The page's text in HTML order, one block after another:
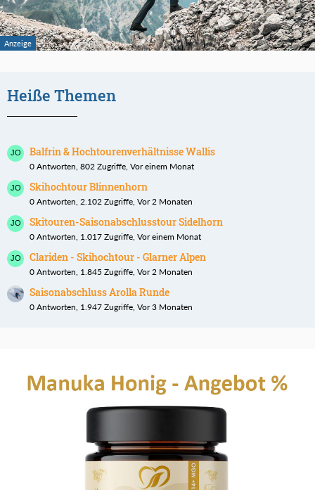
Heiße Themen
Balfrin & Hochtourenverhältnisse Wallis
0 Antworten, 802 Zugriffe, Vor einem Monat
Skihochtour Blinnenhorn
0 Antworten, 2.102 Zugriffe, Vor 2 Monaten
Skitouren-Saisonabschlusstour Sidelhorn
0 Antworten, 1.017 Zugriffe, Vor einem Monat
Clariden - Skihochtour - Glarner Alpen
0 Antworten, 1.845 Zugriffe, Vor 2 Monaten
Saisonabschluss Arolla Runde
0 Antworten, 1.947 Zugriffe, Vor 3 Monaten